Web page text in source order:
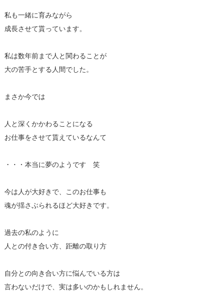
私も一緒に育みながら
成長させて貰っています。
私は数年前まで人と関わることが
大の苦手とする人間でした。
まさか今では
人と深くかかわることになる
お仕事をさせて貰えているなんて
・・・本当に夢のようです 笑
今は人が大好きで、このお仕事も
魂が揺さぶられるほど大好きです。
過去の私のように
人との付き合い方、距離の取り方
自分との向き合い方に悩んでいる方は
言わないだけで、実は多いのかもしれません。